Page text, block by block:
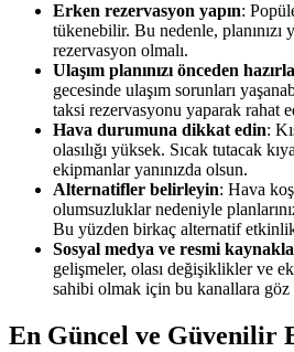
Erken rezervasyon yapın:
tükenebilir. Bu nedenle, planınızı
rezervasyon olmalı.
Ulaşım planınızı önceden
gecesinde ulaşım sorunları
taksi rezervasyonu yaparak rahat
Hava durumuna dikkat edin:
olasılığı yüksek. Sıcak tutacak
ekipmanlar yanınızda olsun.
Alternatifler belirleyin: Hava
olumsuzluklar nedeniyle
Bu yüzden birkaç alternatif
Sosyal medya ve resmi
gelişmeler, olası değişiklikler ve
sahibi olmak için bu kanallara göz
En Güncel ve Güvenilir